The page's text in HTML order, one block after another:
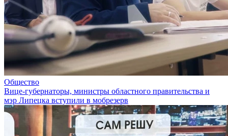
Общество
Вице-губернаторы, министры областного правительства и
мэр Липецка вступили в мобрезерв